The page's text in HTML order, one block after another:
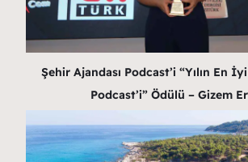
Şehir Ajandası Podcast’i “Yılın En
Podcast’i” Ödülü – Gizem